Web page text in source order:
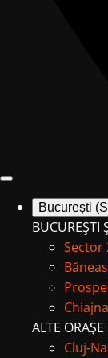
București
BUCUREȘTI
Sector
Chiajna
ALTE ORAȘE
Cluj-